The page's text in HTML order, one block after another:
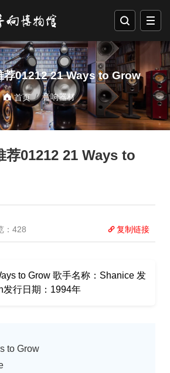
荐01212 21 Ways to Grow
首页 音响器材
荐01212 21 Ways to
：428 复制链接
to Grow 歌手名称：Shanice 发
发行日期：1994年
to Grow